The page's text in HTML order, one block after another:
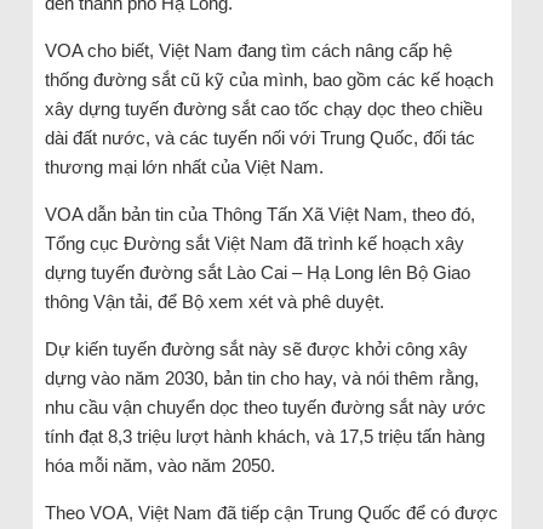
VOA cho biết, Việt Nam đang tìm cách nâng cấp hệ
thống đường sắt cũ kỹ của mình, bao gồm các kế hoạch
xây dựng tuyến đường sắt cao tốc chạy dọc theo chiều
dài đất nước, và các tuyến nối với Trung Quốc, đối tác
thương mại lớn nhất của Việt Nam.
VOA dẫn bản tin của Thông Tấn Xã Việt Nam, theo đó,
Tổng cục Đường sắt Việt Nam đã trình kế hoạch xây
dựng tuyến đường sắt Lào Cai – Hạ Long lên Bộ Giao
thông Vận tải, để Bộ xem xét và phê duyệt.
Dự kiến tuyến đường sắt này sẽ được khởi công xây
dựng vào năm 2030, bản tin cho hay, và nói thêm rằng,
nhu cầu vận chuyển dọc theo tuyến đường sắt này ước
tính đạt 8,3 triệu lượt hành khách, và 17,5 triệu tấn hàng
hóa mỗi năm, vào năm 2050.
Theo VOA, Việt Nam đã tiếp cận Trung Quốc để có được